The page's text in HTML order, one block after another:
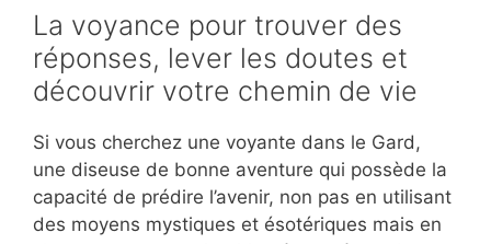
La voyance pour trouver des
réponses, lever les doutes et
découvrir votre chemin de vie
Si vous cherchez une voyante dans le Gard,
une diseuse de bonne aventure qui possède la
capacité de prédire l’avenir, non pas en utilisant
des moyens mystiques et ésotériques mais en